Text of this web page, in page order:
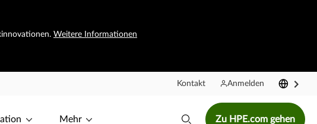
Weitere Informationen
Kontakt Anmelden
Mehr Zu HPE.com gehen